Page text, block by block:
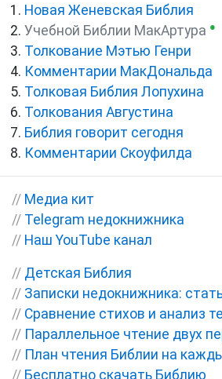
Новая Женевская Библия
Учебной Библии МакАртура ●
Толкование Мэтью Генри
Комментарии МакДональда
Толковая Библия Лопухина
Толкования Августина
Библия говорит сегодня
Комментарии Скоуфилда
// Медиа кит
// Telegram недокнижника
// Наш YouTube канал
// Детская Библия
// Записки недокнижника:
// Сравнение стихов и анализ
// Параллельное чтение двух
// План чтения Библии на
// Бесплатно скачать Библию